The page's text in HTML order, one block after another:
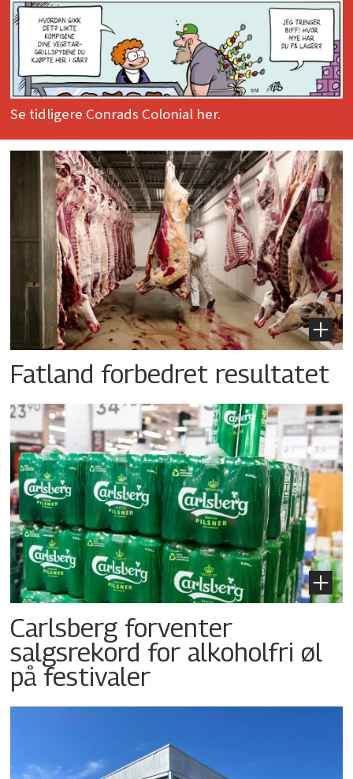
Se tidligere Conrads Colonial her.
Fatland forbedret resultatet
Carlsberg forventer
salgsrekord for alkoholfri øl
på festivaler